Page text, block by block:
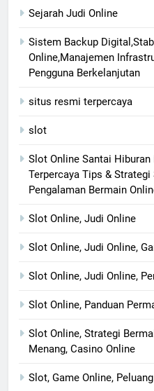
Sejarah Judi Online
Sistem Backup
Online,Manajemen
Pengguna Berkelanjutan
situs resmi terpercaya
slot
Slot Online Santai
Terpercaya Tips &
Pengalaman Bermain
Slot Online, Judi Online
Slot Online, Judi Online,
Slot Online, Judi Online,
Slot Online, Panduan
Slot Online, Strategi
Menang, Casino Online
Slot, Game Online,